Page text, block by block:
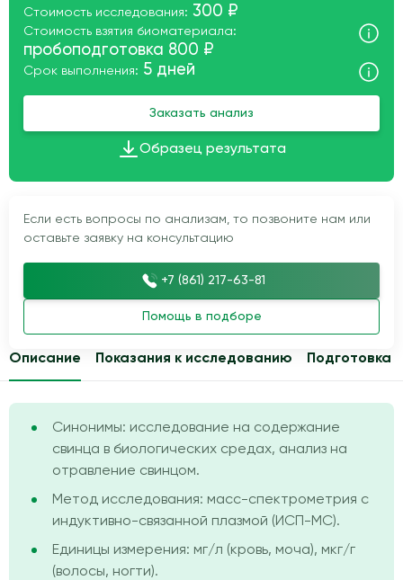
Описание Показания к исследованию Подготовка
Синонимы: исследование на содержание
свинца в биологических средах, анализ на
отравление свинцом.
Метод исследования: масс-спектрометрия с
индуктивно-связанной плазмой (ИСП-МС).
Единицы измерения: мг/л (кровь, моча), мкг/г
(волосы, ногти).
Стоимость исследования: 300 ₽
Стоимость взятия биоматериала:
пробоподготовка 800 ₽
Срок выполнения: 5 дней
Заказать анализ
Образец результата
Если есть вопросы по анализам, то позвоните нам или
оставьте заявку на консультацию
+7 (861) 217-63-81
Помощь в подборе